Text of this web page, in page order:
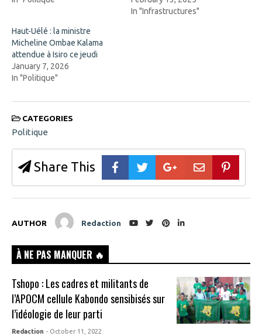
e
n
d
o
w
)
In "Infrastructures"
Haut-Uélé : la ministre
Micheline Ombae Kalama
attendue à Isiro ce jeudi
January 7, 2026
In "Politique"
CATEGORIES
Politique
Share This
AUTHOR Redaction
À NE PAS MANQUER 🔥
Tshopo : Les cadres et militants de
l’APOCM cellule Kabondo sensibisés sur
l’idéologie de leur parti
Redaction - October 11, 2022